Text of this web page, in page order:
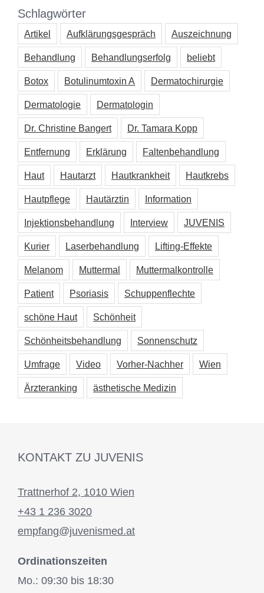
Schlagwörter
Artikel Aufklärungsgespräch Auszeichnung
Behandlung Behandlungserfolg beliebt
Botox Botulinumtoxin A Dermatochirurgie
Dermatologie Dermatologin
Dr. Christine Bangert Dr. Tamara Kopp
Entfernung Erklärung Faltenbehandlung
Haut Hautarzt Hautkrankheit Hautkrebs
Hautpflege Hautärztin Information
Injektionsbehandlung Interview JUVENIS
Kurier Laserbehandlung Lifting-Effekte
Melanom Muttermal Muttermalkontrolle
Patient Psoriasis Schuppenflechte
schöne Haut Schönheit
Schönheitsbehandlung Sonnenschutz
Umfrage Video Vorher-Nachher Wien
Ärzteranking ästhetische Medizin
KONTAKT ZU JUVENIS
Trattnerhof 2, 1010 Wien
+43 1 236 3020
empfang@juvenismed.at
Ordinationszeiten
Mo.: 09:30 bis 18:30